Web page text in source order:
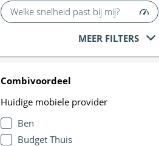
Welke snelheid past bij mij?
MEER FILTERS
Combivoordeel
Huidige mobiele provider
Ben
Budget Thuis